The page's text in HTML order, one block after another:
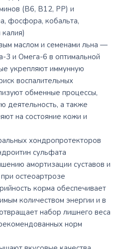
(В6, В12, РР) и
фосфора, кобальта,
маслом и семенами льна —
3 и Омега-6 в оптимальной
укрепляют иммунную
воспалительных
обменные процессы,
деятельность, а также
на состояние кожи и
хондропротекторов
сульфата
амортизации суставов и
остеоартрозе
корма обеспечивает
количеством энергии и в
набор лишнего веса
норм